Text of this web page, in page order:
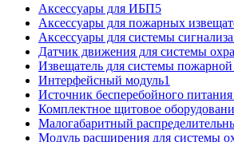
Аксессуары для ИБП5
Аксессуары для пожарных
Аксессуары для системы
Датчик движения для системы
Извещатель для системы
Интерфейсный модуль1
Источник бесперебойного
Комплектное щитовое
Малогабаритный
Модуль расширения для системы